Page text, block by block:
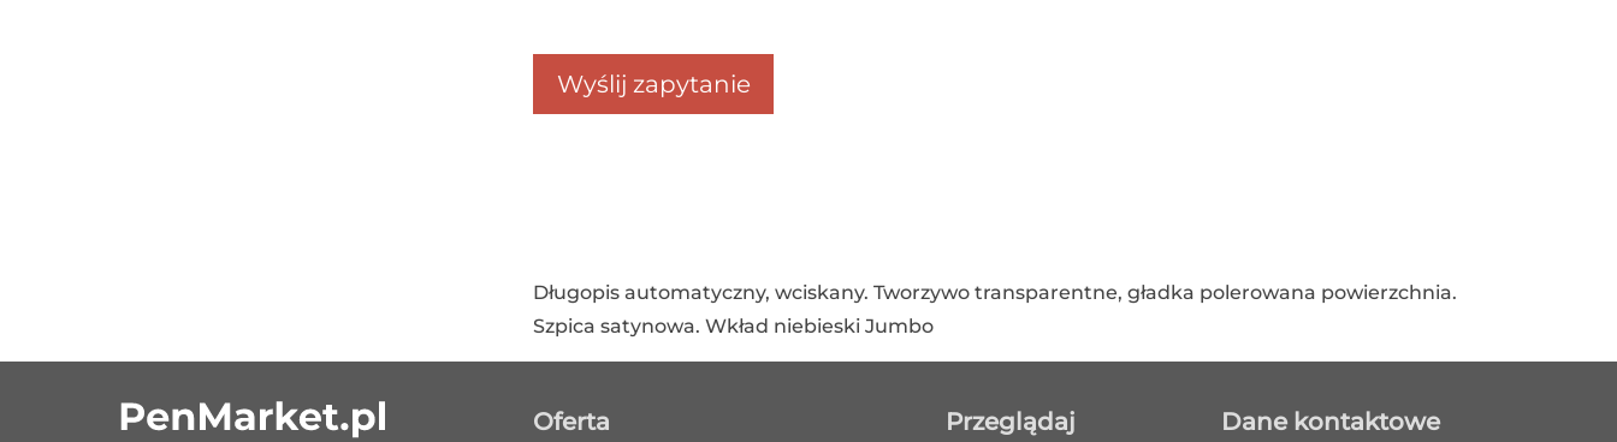
Długopis automatyczny, wciskany. Tworzywo transparentne, gładka polerowana powierzchnia.
Szpica satynowa. Wkład niebieski Jumbo
Oferta Przeglądaj Dane kontaktowe